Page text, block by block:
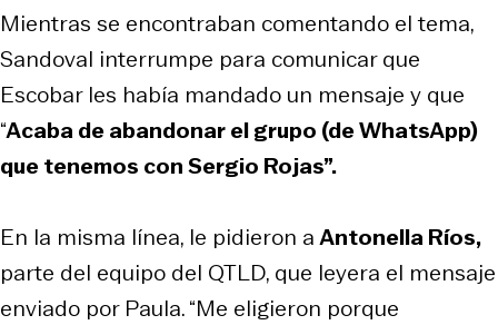
Mientras se encontraban comentando el tema,
Sandoval interrumpe para comunicar que
Escobar les había mandado un mensaje y que
“Acaba de abandonar el grupo (de WhatsApp)
que tenemos con Sergio Rojas”.
En la misma línea, le pidieron aAntonella Ríos,
parte del equipo del QTLD, que leyera el mensaje
enviado por Paula. “Me eligieron porque